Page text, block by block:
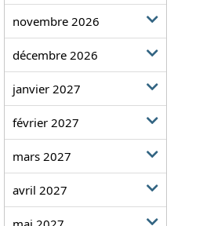
novembre 2026
décembre 2026
janvier 2027
février 2027
mars 2027
avril 2027